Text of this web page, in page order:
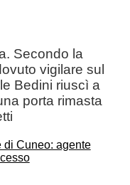
Secondo la
vigilare sul
Bedini riuscì a
porta rimasta